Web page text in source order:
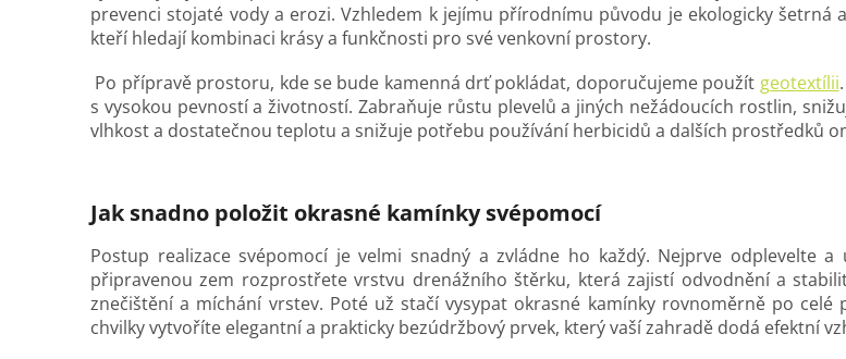
prevenci stojaté vody a erozi. Vzhledem k jejímu přírodnímu původu je ekologicky
kteří hledají kombinaci krásy a funkčnosti pro své venkovní prostory.
Po přípravě prostoru, kde se bude kamenná drť pokládat, doporučujeme použít geotextílii
s vysokou pevností a životností. Zabraňuje růstu plevelů a jiných nežádoucích rostlin,
vlhkost a dostatečnou teplotu a snižuje potřebu používání herbicidů a dalších prostředků
Jak snadno položit okrasné kamínky svépomocí
Postup realizace svépomocí je velmi snadný a zvládne ho každý. Nejprve odplevelte
připravenou zem rozprostřete vrstvu drenážního štěrku, která zajistí odvodnění a
znečištění a míchání vrstev. Poté už stačí vysypat okrasné kamínky rovnoměrně po
chvilky vytvoříte elegantní a prakticky bezúdržbový prvek, který vaší zahradě dodá efektní